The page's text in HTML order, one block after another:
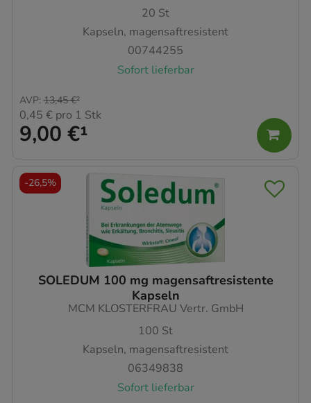
20 St
Kapseln, magensaftresistent
00744255
Sofort lieferbar
9,00 €¹
AVP: 13,45 €²
0,45 € pro 1 Stk
SOLEDUM 100 mg magensaftresistente
Kapseln
MCM KLOSTERFRAU Vertr. GmbH
100 St
Kapseln, magensaftresistent
06349838
Sofort lieferbar
-26,5%